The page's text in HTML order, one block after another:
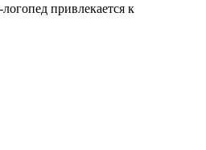
привлекается к